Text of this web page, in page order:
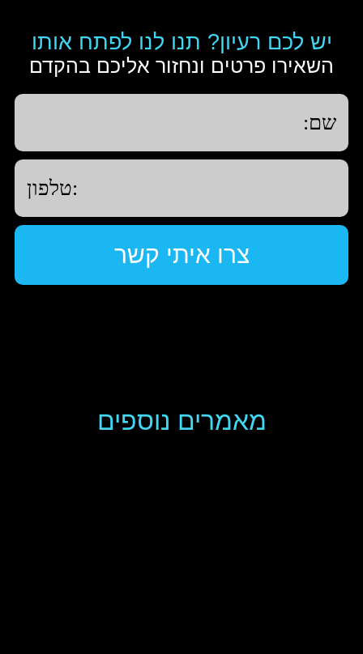
יש לכם רעיון? תנו לנו לפתח אותו
השאירו פרטים ונחזור אליכם בהקדם
מאמרים נוספים